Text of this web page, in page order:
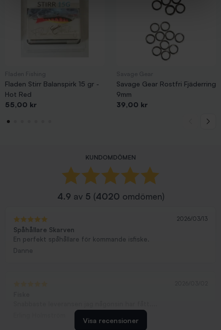
Fladen Stirr Balanspirk 15 gr -
Hot Red
Pris
55,00 kr
Savage Gear Rostfri Fjäderring
9mm
Pris
39,00 kr
KUNDOMDÖMEN
4.9 av 5 (4020 omdömen)
2026/03/13
Spåhållare Skarven
En perfekt spåhållare för kommande isfiske.
Danne
Visa recensioner